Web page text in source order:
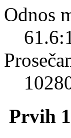
Odnos
Prvih